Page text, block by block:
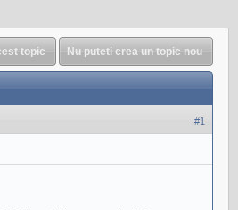
Nu puteti crea un topic nou
topic
#1